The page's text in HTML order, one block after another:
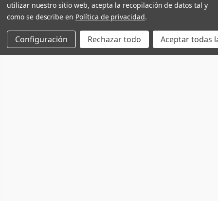
utilizar nuestro sitio web, acepta la recopilación de datos tal y
como se describe en Política de privacidad.
Configuración Rechazar todo Aceptar todas